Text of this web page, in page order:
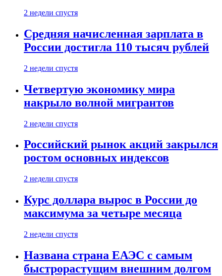
2 недели спустя
Средняя начисленная зарплата в
России достигла 110 тысяч рублей
2 недели спустя
Четвертую экономику мира
накрыло волной мигрантов
2 недели спустя
Российский рынок акций закрылся
ростом основных индексов
2 недели спустя
Курс доллара вырос в России до
максимума за четыре месяца
2 недели спустя
Названа страна ЕАЭС с самым
быстрорастущим внешним долгом